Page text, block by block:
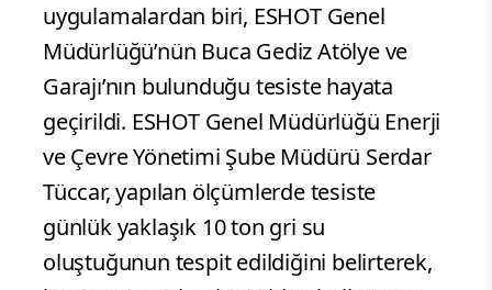
uygulamalardan biri, ESHOT Genel
Müdürlüğü’nün Buca Gediz Atölye ve
Garajı’nın bulunduğu tesiste hayata
geçirildi. ESHOT Genel Müdürlüğü Enerji
ve Çevre Yönetimi Şube Müdürü Serdar
Tüccar, yapılan ölçümlerde tesiste
günlük yaklaşık 10 ton gri su
oluştuğunun tespit edildiğini belirterek,